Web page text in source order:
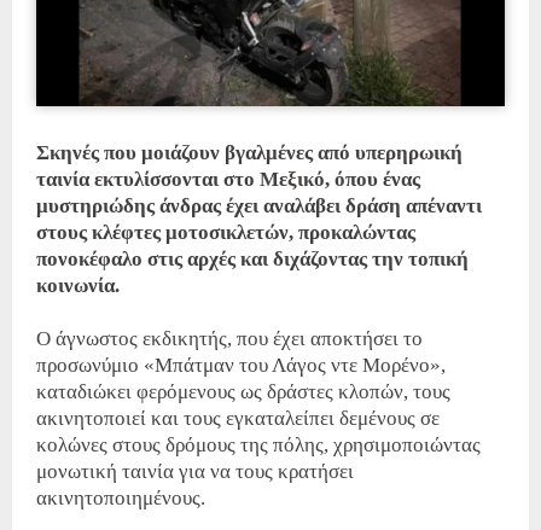
Σκηνές που μοιάζουν βγαλμένες από υπερηρωική
ταινία εκτυλίσσονται στο Μεξικό, όπου ένας
μυστηριώδης άνδρας έχει αναλάβει δράση απέναντι
στους κλέφτες μοτοσικλετών, προκαλώντας
πονοκέφαλο στις αρχές και διχάζοντας την τοπική
κοινωνία.
Ο άγνωστος εκδικητής, που έχει αποκτήσει το
προσωνύμιο «Μπάτμαν του Λάγος ντε Μορένο»,
καταδιώκει φερόμενους ως δράστες κλοπών, τους
ακινητοποιεί και τους εγκαταλείπει δεμένους σε
κολώνες στους δρόμους της πόλης, χρησιμοποιώντας
μονωτική ταινία για να τους κρατήσει
ακινητοποιημένους.